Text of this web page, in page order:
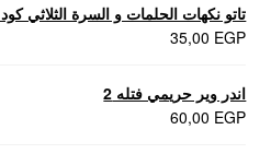
تاتو نكهات الحلمات و السرة الثلاثي كود 1
35,00 EGP
اندر وير حريمي فتله 2
60,00 EGP